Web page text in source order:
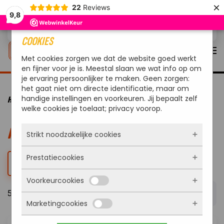
9,8
22 Reviews ×
Overslaan en naar de inhoud gaan
HOME MERKEN
MERKEN
FILTER
573 Resultaten
COOKIES
Met cookies zorgen we dat de website goed werkt
en fijner voor je is. Meestal slaan we wat info op om
je ervaring persoonlijker te maken. Geen zorgen:
het gaat niet om directe identificatie, maar om
handige instellingen en voorkeuren. Jij bepaalt zelf
welke cookies je toelaat; privacy voorop.
Strikt noodzakelijke cookies
Deze cookies zorgen ervoor dat de website
überhaupt werkt. Ze zijn dus altijd actief en
kunnen niet worden uitgezet. Meestal worden
ze alleen geplaatst als jij iets doet, zoals
inloggen, een formulier invullen of je
privacyvoorkeuren opslaan. Je kunt je browser
zo instellen dat hij deze cookies blokkeert of je
Prestatiecookies
Met deze cookies zien we hoe vaak onze site
bezocht wordt, waar bezoekers vandaan
komen en welke pagina’s populair zijn. Zo
kunnen we de website blijven verbeteren.
Voorkeurcookies
Deze cookies onthouden jouw voorkeuren.
Bijvoorbeeld taalkeuze of ingevulde gegevens.
Marketingcookies